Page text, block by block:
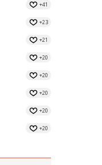
+41
+23
+21
+20
+20
+20
+20
+20